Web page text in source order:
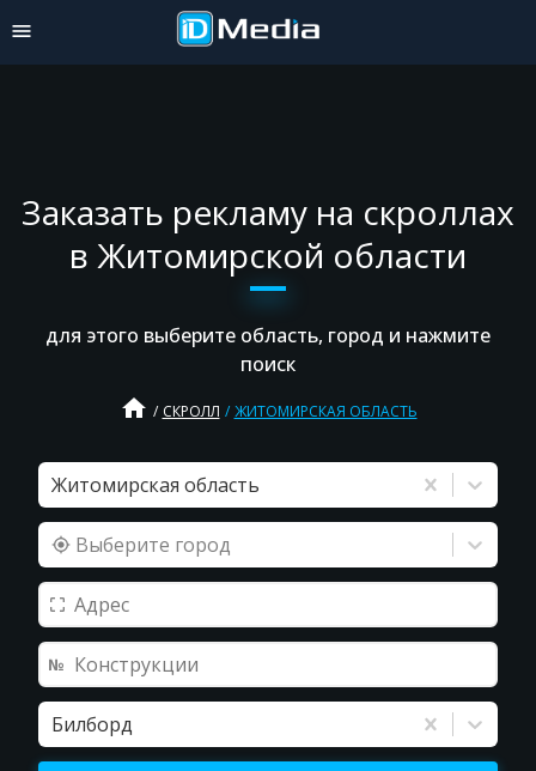
Заказать рекламу на скроллах
в Житомирской области
для этого выберите область, город и нажмите
поиск
home СКРОЛЛ ЖИТОМИРСКАЯ ОБЛАСТЬ
Житомирская область
Выберите город
Билборд